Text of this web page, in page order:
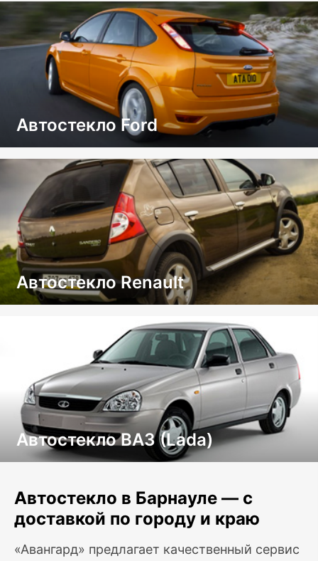
Автостекло Ford
Автостекло Renault
Автостекло ВАЗ (Lada)
Автостекло в Барнауле — с
доставкой по городу и краю
«Авангард» предлагает качественный сервис